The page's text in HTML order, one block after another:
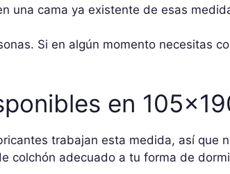
una cama ya existente de esas
Si en algún momento necesitas
en
trabajan esta medida, así que
colchón adecuado a tu forma de